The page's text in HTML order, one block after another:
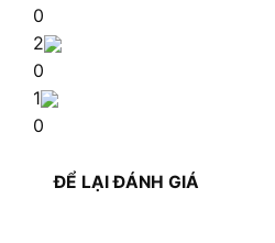
0
2
0
1
0
ĐỂ LẠI ĐÁNH GIÁ